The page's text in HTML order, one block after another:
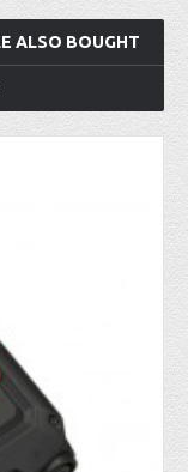
ALSO BOUGHT